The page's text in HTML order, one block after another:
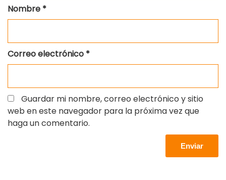
Nombre *
Correo electrónico *
Guardar mi nombre, correo electrónico y sitio
web en este navegador para la próxima vez que
haga un comentario.